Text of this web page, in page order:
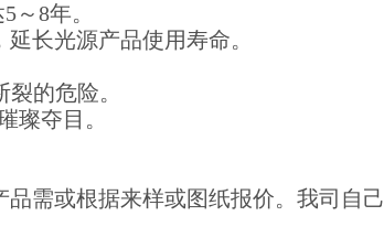
～8年。
长光源产品使用寿命。
的危险。
璨夺目。
需或根据来样或图纸报价。我司自己